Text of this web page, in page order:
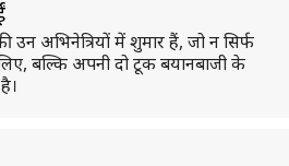
उन अभिनेत्रियों में शुमार हैं, जो न सिर्फ
बल्कि अपनी दो टूक बयानबाजी के